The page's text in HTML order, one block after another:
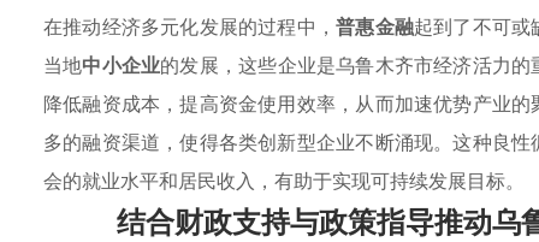
在推动经济多元化发展的过程中，普惠金融起到了不可或
当地中小企业的发展，这些企业是乌鲁木齐市经济活力的
降低融资成本，提高资金使用效率，从而加速优势产业
多的融资渠道，使得各类创新型企业不断涌现。这种良
会的就业水平和居民收入，有助于实现可持续发展目标。
结合财政支持与政策指导推动乌